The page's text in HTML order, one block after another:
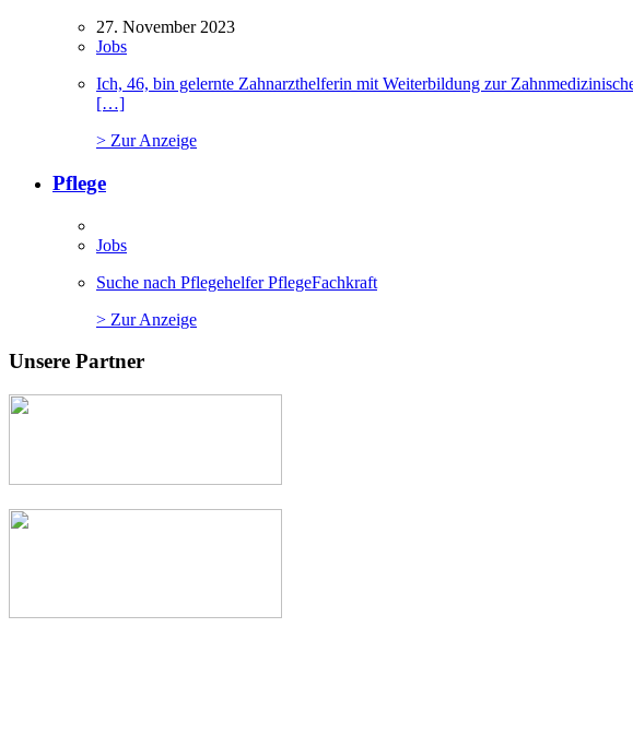
27. November 2023
Jobs
Ich, 46, bin gelernte Zahnarzthelferin mit Weiterbildung zur
[…]
> Zur Anzeige
Pflege
Jobs
Suche nach Pflegehelfer PflegeFachkraft
> Zur Anzeige
Unsere Partner